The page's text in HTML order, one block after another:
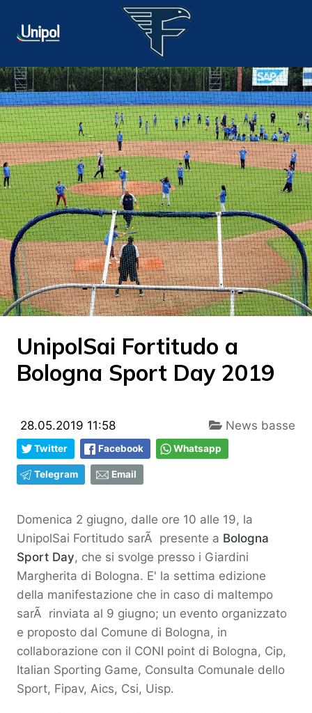
UnipolSai Fortitudo a
Bologna Sport Day 2019
28.05.2019 11:58 News basse
Twitter Facebook Whatsapp
Telegram Email
Domenica 2 giugno, dalle ore 10 alle 19, la
UnipolSai Fortitudo sarÃ presente a Bologna
Sport Day, che si svolge presso i Giardini
Margherita di Bologna. E' la settima edizione
della manifestazione che in caso di maltempo
sarÃ rinviata al 9 giugno; un evento organizzato
e proposto dal Comune di Bologna, in
collaborazione con il CONI point di Bologna, Cip,
Italian Sporting Game, Consulta Comunale dello
Sport, Fipav, Aics, Csi, Uisp.